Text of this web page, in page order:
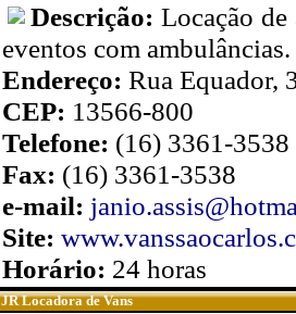
Descrição:Locação
eventos com ambulâncias.
Endereço: Rua Equador,
CEP: 13566-800
Telefone: (16) 3361-
Fax: (16) 3361-3538
e-mail:
Site:
Horário: 24 horas
JR Locadora de Vans